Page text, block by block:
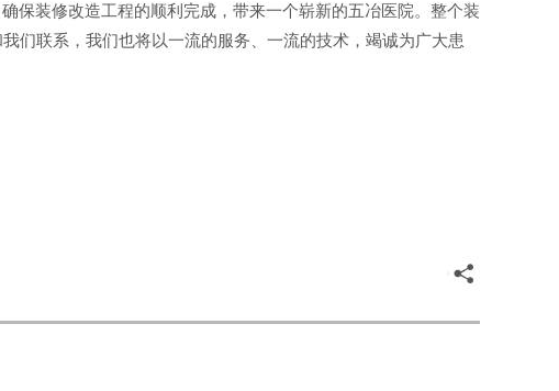
保装修改造工程的顺利完成，带来一个崭新的五冶医院。整个装
们联系，我们也将以一流的服务、一流的技术，竭诚为广大患
